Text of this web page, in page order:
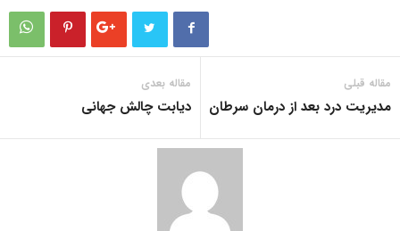
مقاله قبلی
مدیریت درد بعد از درمان سرطان
مقاله بعدی
دیابت چالش جهانی